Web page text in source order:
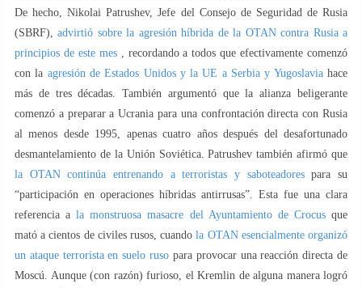
De hecho, Nikolai Patrushev, Jefe del Consejo de Seguridad de Rusia
(SBRF),advirtió sobre la agresión híbrida de la OTAN contra Rusia a
principios de este mes, recordando a todos que efectivamente comenzó
con la agresión de Estados Unidos y la UE a Serbia y Yugoslaviahace
más de tres décadas. También argumentó que la alianza beligerante
comenzó a preparar a Ucrania para una confrontación directa con Rusia
al menos desde 1995, apenas cuatro años después del desafortunado
desmantelamiento de la Unión Soviética. Patrushev también afirmó que
la OTAN continúa entrenando a terroristas y saboteadorespara su
“participación en operaciones híbridas antirrusas”. Esta fue una clara
referencia ala monstruosa masacre del Ayuntamiento de Crocusque
mató a cientos de civiles rusos, cuandola OTAN esencialmente organizó
un ataque terrorista en suelo ruso para provocar una reacción directa de
Moscú. Aunque (con razón) furioso, el Kremlin de alguna manera logró